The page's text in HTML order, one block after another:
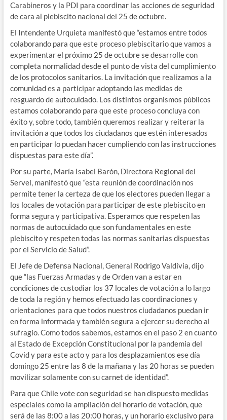
Carabineros y la PDI para coordinar las acciones de seguridad
de cara al plebiscito nacional del 25 de octubre.
El Intendente Urquieta manifestó que “estamos entre todos
colaborando para que este proceso plebiscitario que vamos a
experimentar el próximo 25 de octubre se desarrolle con
completa normalidad desde el punto de vista del cumplimiento
de los protocolos sanitarios. La invitación que realizamos a la
comunidad es a participar adoptando las medidas de
resguardo de autocuidado. Los distintos organismos públicos
estamos colaborando para que este proceso concluya con
éxito y, sobre todo, también queremos realizar y reiterar la
invitación a que todos los ciudadanos que estén interesados
en participar lo puedan hacer cumpliendo con las instrucciones
dispuestas para este día”.
Por su parte, María Isabel Barón, Directora Regional del
Servel, manifestó que “esta reunión de coordinación nos
permite tener la certeza de que los electores pueden llegar a
los locales de votación para participar de este plebiscito en
forma segura y participativa. Esperamos que respeten las
normas de autocuidado que son fundamentales en este
plebiscito y respeten todas las normas sanitarias dispuestas
por el Servicio de Salud”.
El Jefe de Defensa Nacional, General Rodrigo Valdivia, dijo
que “las Fuerzas Armadas y de Orden van a estar en
condiciones de custodiar los 37 locales de votación a lo largo
de toda la región y hemos efectuado las coordinaciones y
orientaciones para que todos nuestros ciudadanos puedan ir
en forma informada y también segura a ejercer su derecho al
sufragio. Como todos sabemos, estamos en el paso 2 en cuanto
al Estado de Excepción Constitucional por la pandemia del
Covid y para este acto y para los desplazamientos ese día
domingo 25 entre las 8 de la mañana y las 20 horas se pueden
movilizar solamente con su carnet de identidad”.
Para que Chile vote con seguridad se han dispuesto medidas
especiales como la ampliación del horario de votación, que
será de las 8:00 a las 20:00 horas, y un horario exclusivo para